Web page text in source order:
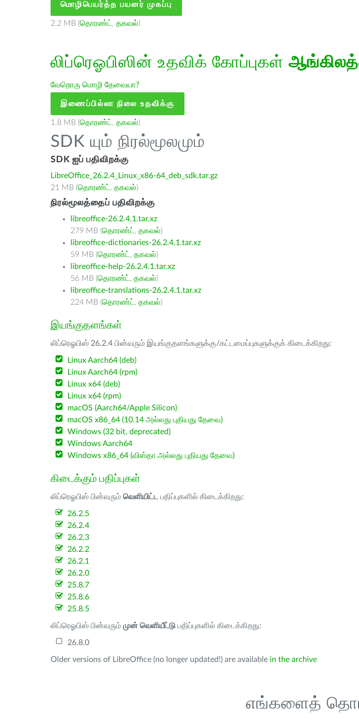
மொழிபெயர்த்த பயனர் முகப்பு
2.2 MB (தொரண்ட் , தகவல்)
லிப்ரெஓபிஸின் உதவிக் கோப்புகள்
வேறொரு மொழி தேவையா?
இணைப்பில்லா நிலை உதவிக்கு
1.8 MB (தொரண்ட் , தகவல்)
SDK யும் நிரல்மூலமும்
SDK ஐப் பதிவிறக்கு
LibreOffice_26.2.4_Linux_x86-64_deb_sdk.tar.gz
21 MB (தொரண்ட் , தகவல்)
நிரல்மூலத்தைப் பதிவிறக்கு
libreoffice-26.2.4.1.tar.xz
279 MB (தொரண்ட் , தகவல்)
libreoffice-dictionaries-26.2.4.1.tar.xz
59 MB (தொரண்ட் , தகவல்)
libreoffice-help-26.2.4.1.tar.xz
56 MB (தொரண்ட் , தகவல்)
libreoffice-translations-26.2.4.1.tar.xz
224 MB (தொரண்ட் , தகவல்)
இயங்குதளங்கள்
லிப்ரெஓபிஸ் 26.2.4 பின்வரும் இயங்குதளங்களுக்கு/கட்டமைப்புகளுக்குக் கிடைக்கிறது:
Linux Aarch64 (deb)
Linux Aarch64 (rpm)
Linux x64 (deb)
Linux x64 (rpm)
macOS (Aarch64/Apple Silicon)
macOS x86_64 (10.14 அல்லது புதியது தேவை)
Windows (32 bit, deprecated)
Windows Aarch64
Windows x86_64 (விஸ்தா அல்லது புதியது தேவை)
கிடைக்கும் பதிப்புகள்
லிப்ரெஓபிஸ் பின்வரும் வெளியிட்ட பதிப்புகளில் கிடைக்கிறது:
26.2.5
26.2.4
26.2.3
26.2.2
26.2.1
26.2.0
25.8.7
25.8.6
25.8.5
லிப்ரெஓபிஸ் பின்வரும் முன் வெளியீட்டு பதிப்புகளில் கிடைக்கிறது:
26.8.0
Older versions of LibreOffice (no longer updated!) are available in the archive
எங்களைத்